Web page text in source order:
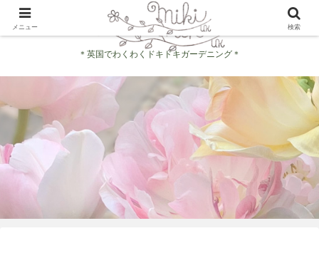
＊英国でわくわくドキドキガーデニング＊
メニュー 検索